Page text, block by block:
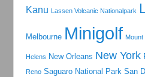
Kanu Lassen Volcanic Nationalpark
Melbourne Minigolf Mount
Helens New Orleans New York
Reno Saguaro National Park San